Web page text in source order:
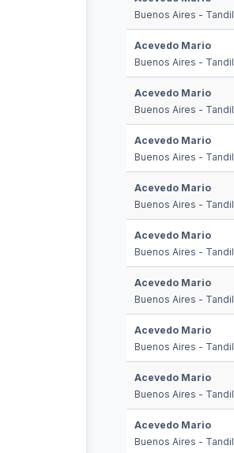
Buenos Aires - Tandil
Acevedo Mario
Buenos Aires - Tandil
Acevedo Mario
Buenos Aires - Tandil
Acevedo Mario
Buenos Aires - Tandil
Acevedo Mario
Buenos Aires - Tandil
Acevedo Mario
Buenos Aires - Tandil
Acevedo Mario
Buenos Aires - Tandil
Acevedo Mario
Buenos Aires - Tandil
Acevedo Mario
Buenos Aires - Tandil
Acevedo Mario
Buenos Aires - Tandil